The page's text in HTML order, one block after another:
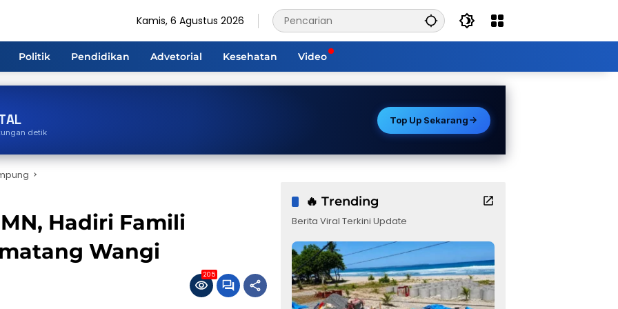
Kamis, 6 Agustus 2026
Politik Pendidikan Advetorial Kesehatan Video
detik
Top Up Sekarang
Hadiri Famili
Wangi
205
🔥 Trending
Berita Viral Terkini Update